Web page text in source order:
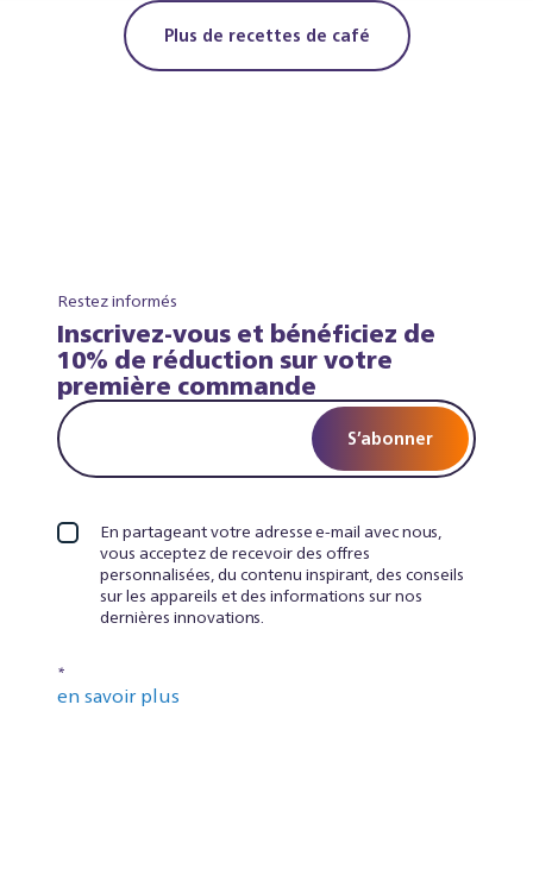
Plus de recettes de café
Restez informés
Inscrivez-vous et bénéficiez de
10% de réduction sur votre
première commande
S’abonner
En partageant votre adresse e-mail avec nous,
vous acceptez de recevoir des offres
personnalisées, du contenu inspirant, des conseils
sur les appareils et des informations sur nos
dernières innovations.
*
en savoir plus